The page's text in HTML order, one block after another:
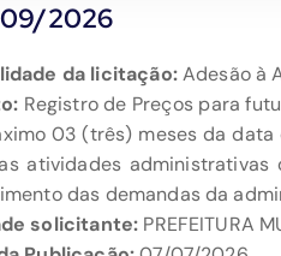
2026
da licitação:Adesão à
Registro de Preços para
03 (três) meses da
atividades
das demandas da
solicitante: PREFEITURA